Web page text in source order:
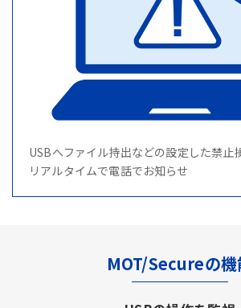
USBへファイル持出などの設定した禁止
リアルタイムで電話でお知らせ
MOT/Secureの機